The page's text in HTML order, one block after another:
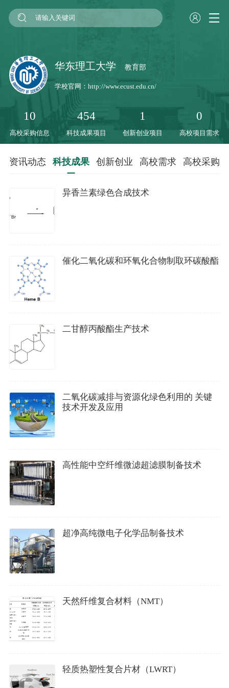
华东理工大学 教育部
学校官网： http://www.ecust.edu.cn/
10
高校采购信息
454
科技成果项目
1
创新创业项目
0
高校项目需求
资讯动态 科技成果 创新创业 高校需求 高校采购
异香兰素绿色合成技术
催化二氧化碳和环氧化合物制取环碳酸酯
二甘醇丙酸酯生产技术
二氧化碳减排与资源化绿色利用的 关键
技术开发及应用
高性能中空纤维微滤超滤膜制备技术
超净高纯微电子化学品制备技术
天然纤维复合材料（NMT）
轻质热塑性复合片材（LWRT）